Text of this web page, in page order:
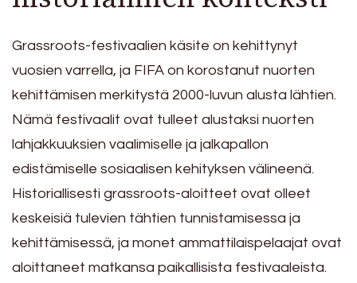
Grassroots-festivaalien käsite on kehittynyt
vuosien varrella, ja FIFA on korostanut nuorten
kehittämisen merkitystä 2000-luvun alusta lähtien.
Nämä festivaalit ovat tulleet alustaksi nuorten
lahjakkuuksien vaalimiselle ja jalkapallon
edistämiselle sosiaalisen kehityksen välineenä.
Historiallisesti grassroots-aloitteet ovat olleet
keskeisiä tulevien tähtien tunnistamisessa ja
kehittämisessä, ja monet ammattilaispelaajat ovat
aloittaneet matkansa paikallisista festivaaleista.